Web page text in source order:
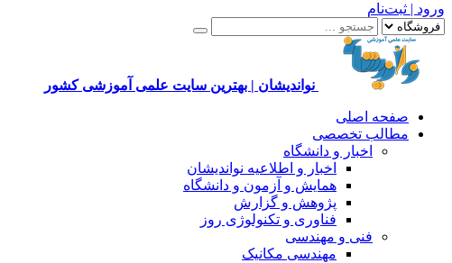
ورود | ثبت‌نام
نواندیشان | بهترین سایت علمی آموزشی کشور
صفحه اصلی
مطالب تخصصی
اخبار و دانشگاه
اخبار و اطلاعیه نواندیشان
همایش و آزمون و دانشگاه
پژوهش و گزارش
فناوری و تکنولوژی روز
فنی و مهندسی
مهندسی مکانیک